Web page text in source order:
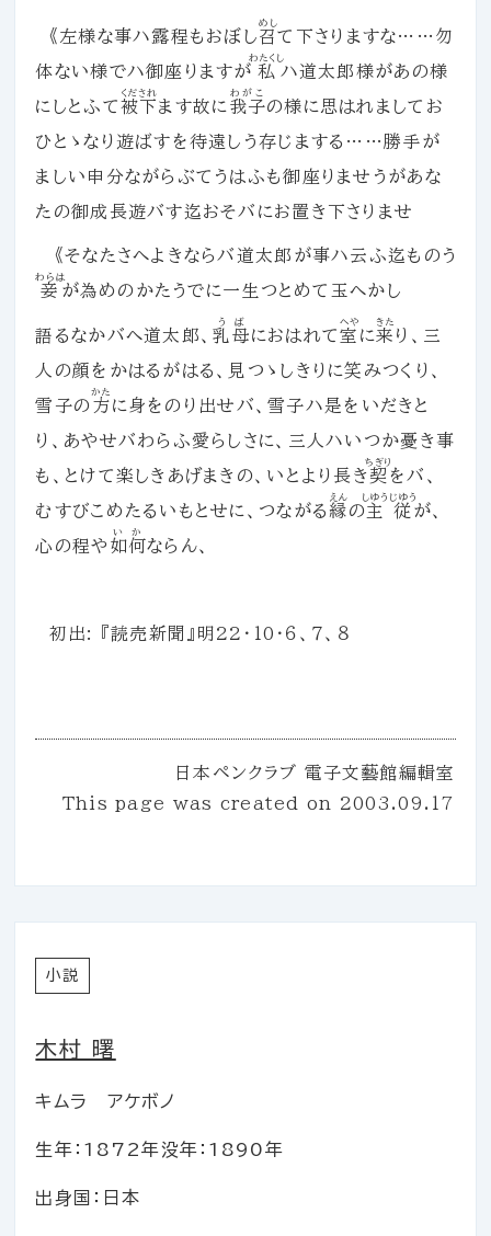
《左様な事ハ露程もおぼし召
めし
て下さりますな……勿
体ない様でハ御座りますが 私
わたくし
ハ道太郎様があの様
にしとふて被下
くだされ
ます故に 我子
わがこ
の様に思はれましてお
ひとゝなり遊ばすを待遠しう存じまする……勝手が
ましい申分ながらぶてうはふも御座りませうがあな
たの御成長遊バす迄おそバにお置き下さりませ
《そなたさへよきならバ道太郎が事ハ云ふ迄ものう
妾
わらは
が為めのかたうでに一生つとめて玉へかし
語るなかバへ道太郎、乳母
うば
におはれて室
へや
に来
きた
り、三
人の顔をかはるがはる、見つゝしきりに笑みつくり、
雪子の 方
かた
に身をのり出せバ、雪子ハ是をいだきと
り、あやせバわらふ愛らしさに、三人ハいつか憂き事
も、とけて楽しきあげまきの、いとより長き契
ちぎり
をバ、
むすびこめたるいもとせに、つながる縁
えん
の主従
しゆうじゆう
が、
心の程や 如何
いか
ならん、
初出: 『読売新聞』明22・10・６、７、８
日本ペンクラブ 電子文藝館編輯室
This page was created on 2003.09.17
小説
木村 曙
キムラ アケボノ
生年：1872年没年：1890年
出身国：日本